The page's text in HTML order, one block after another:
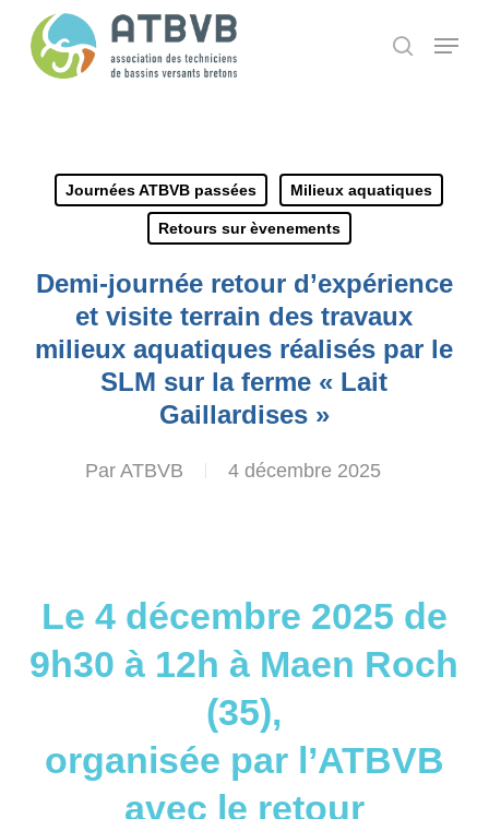
search
Menu
Journées ATBVB passées Milieux aquatiques
Retours sur èvenements
Demi-journée retour d’expérience
et visite terrain des travaux
milieux aquatiques réalisés par le
SLM sur la ferme « Lait
Gaillardises »
Par ATBVB 4 décembre 2025
Le 4 décembre 2025 de
9h30 à 12h à Maen Roch
(35),
organisée par l’ATBVB
avec le retour
Panneau de gestion des cookies